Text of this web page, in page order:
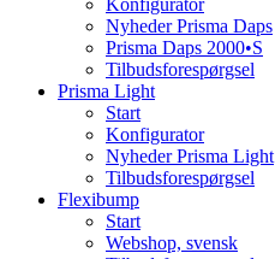
Konfigurator
Nyheder Prisma Daps
Prisma Daps 2000•S
Tilbudsforespørgsel
Prisma Light
Start
Konfigurator
Nyheder Prisma Light
Tilbudsforespørgsel
Flexibump
Start
Webshop, svensk